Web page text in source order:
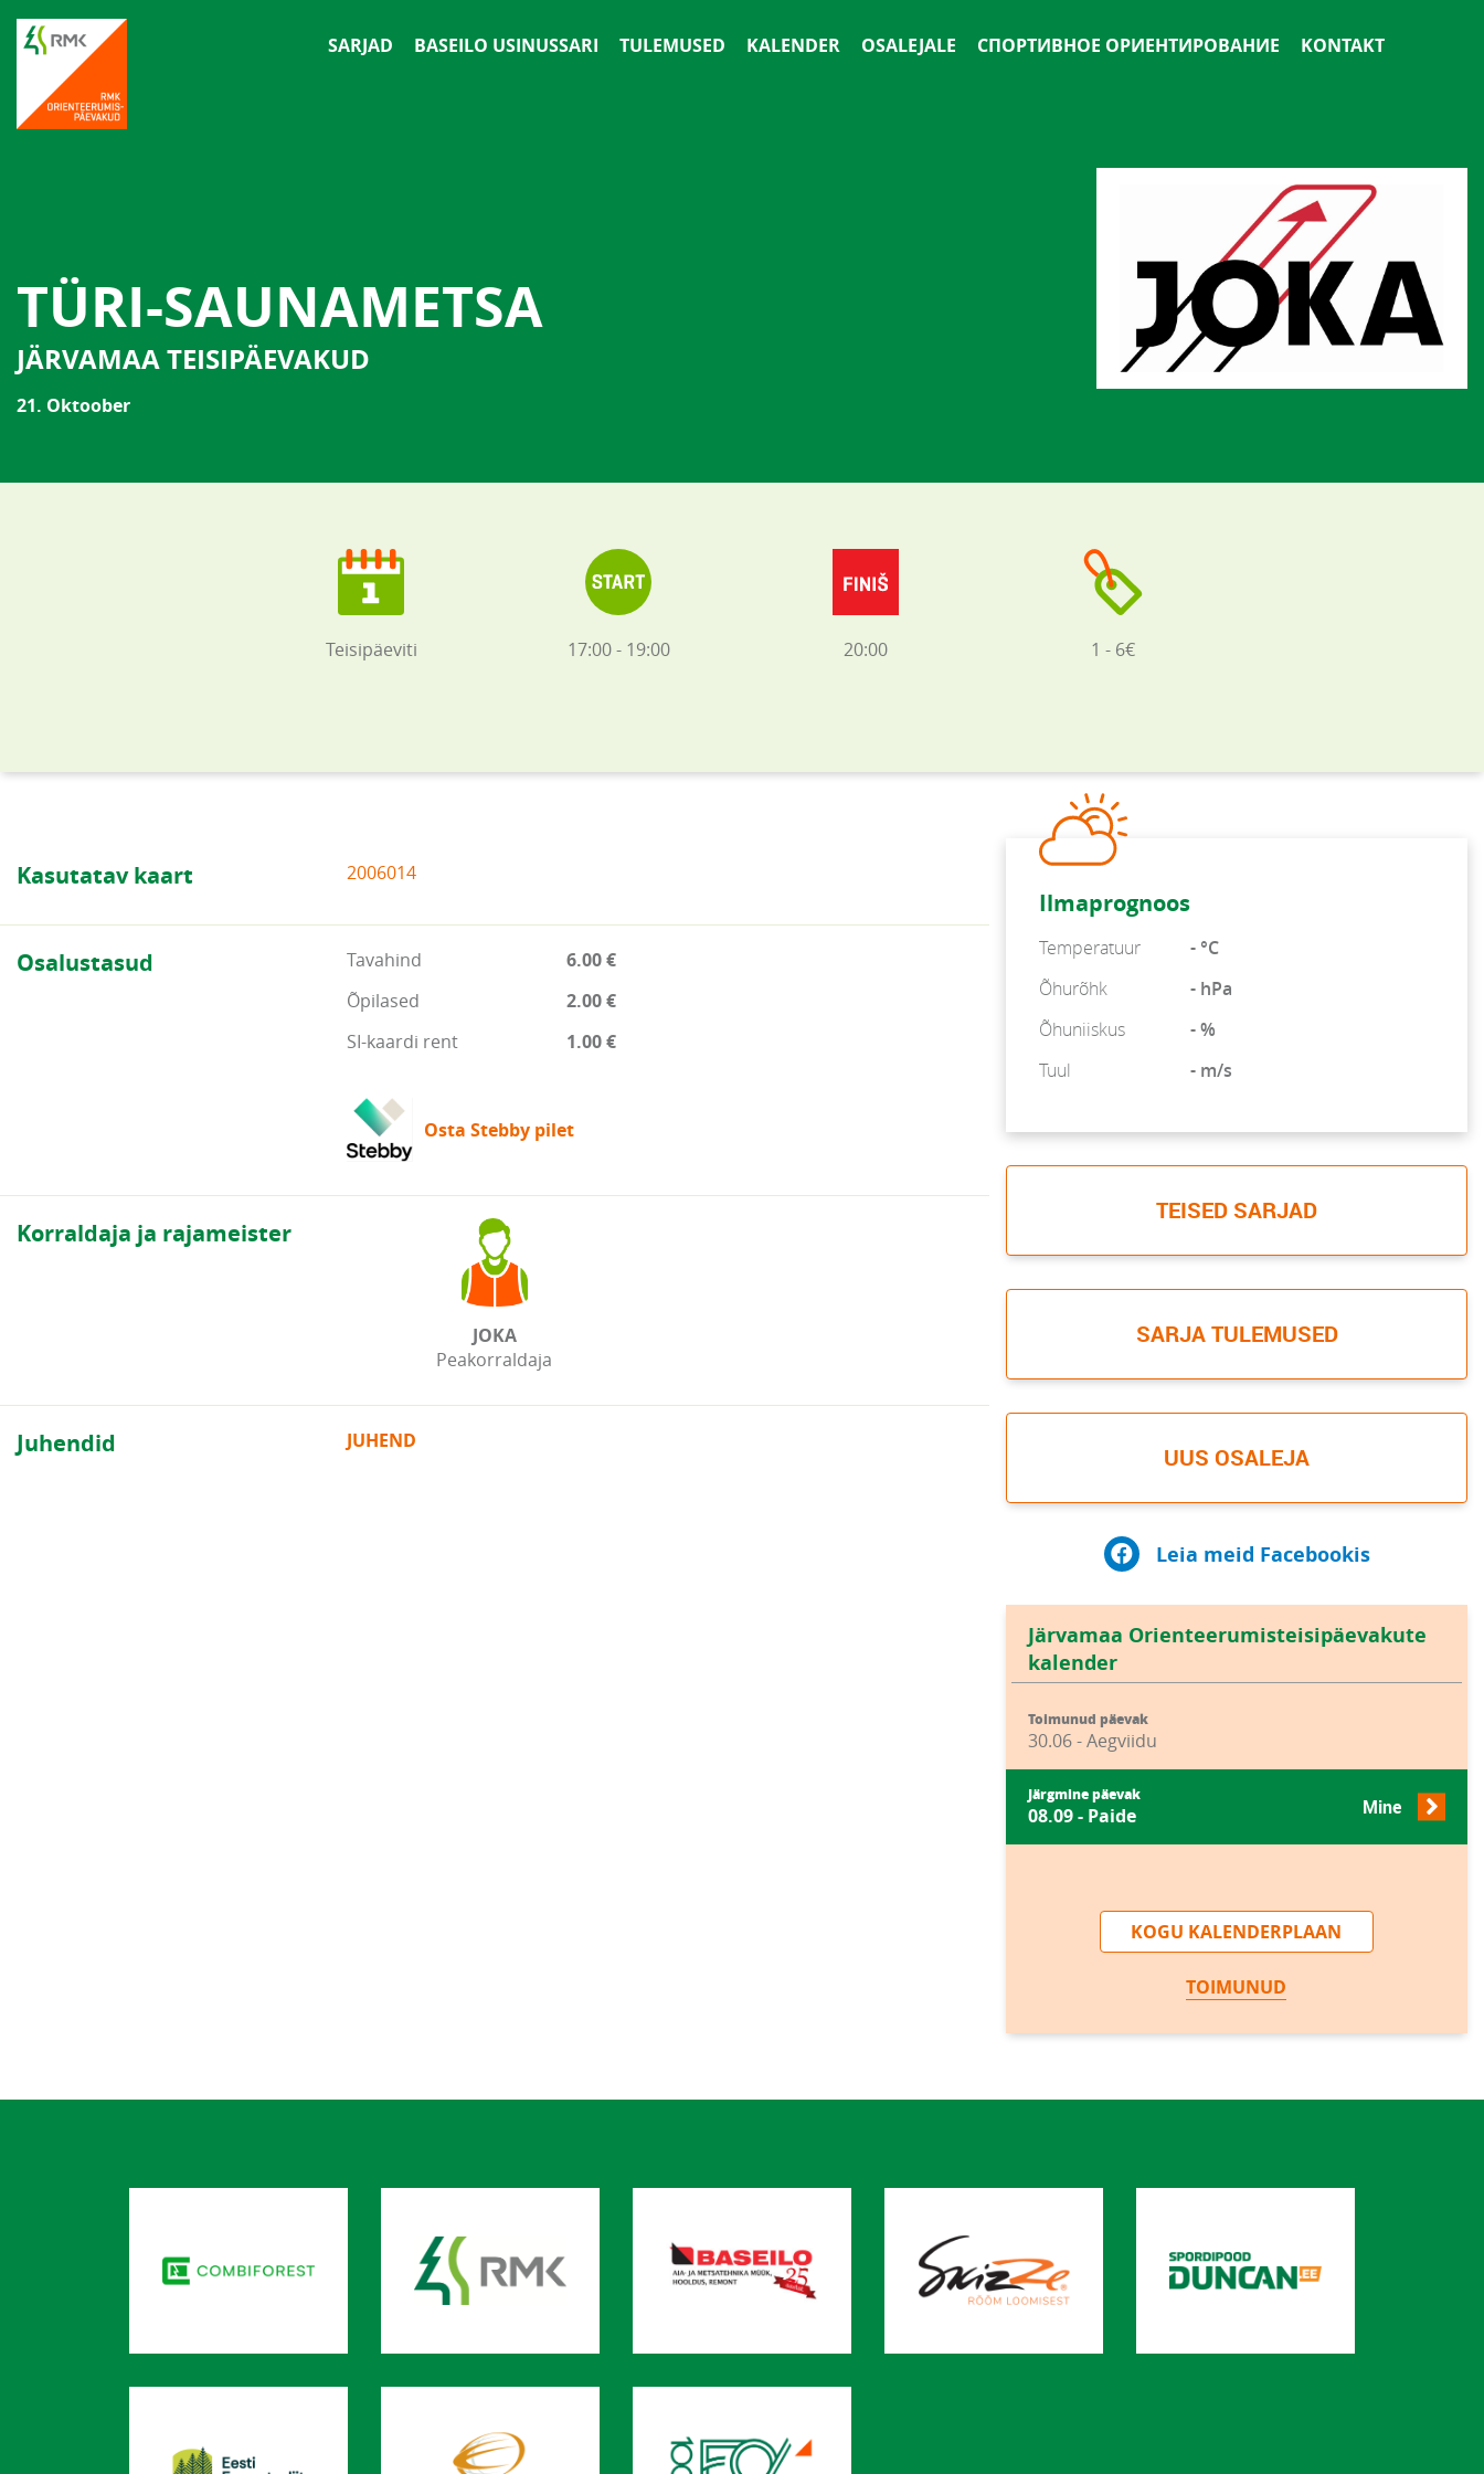
SARJAD BASEILO USINUSSARI TULEMUSED KALENDER OSALEJALE СПОРТИВНОЕ ОРИЕНТИРОВАНИЕ KONTAKT
TÜRI-SAUNAMETSA
JÄRVAMAA TEISIPÄEVAKUD
21. Oktoober
Teisipäeviti 17:00 - 19:00 20:00 1 - 6€
Kasutatav kaart 2006014
Osalustasud Tavahind
6.00 €
Õpilased
2.00 €
SI-kaardi rent
1.00 €
Osta Stebby pilet
Korraldaja ja rajameister
JOKA
Peakorraldaja
Juhendid JUHEND
Ilmaprognoos
Temperatuur
- °C
Õhurõhk
- hPa
Õhuniiskus
- %
Tuul
- m/s
TEISED SARJAD
SARJA TULEMUSED
UUS OSALEJA
Leia meid Facebookis
Järvamaa Orienteerumisteisipäevakute
kalender
Toimunud päevak
30.06 - Aegviidu
Järgmine päevak
08.09 - Paide Mine
KOGU KALENDERPLAAN
TOIMUNUD